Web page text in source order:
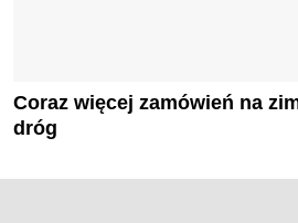
Coraz więcej zamówień na
dróg